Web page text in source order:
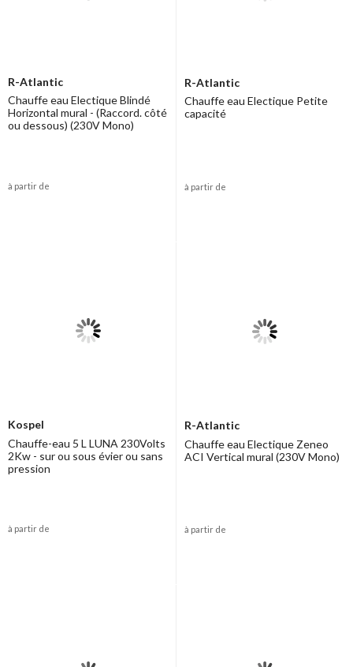
R-Atlantic
Chauffe eau Electique Blindé
Horizontal mural - (Raccord. côté
ou dessous) (230V Mono)
à partir de
R-Atlantic
Chauffe eau Electique Petite
capacité
à partir de
Kospel
Chauffe-eau 5 L LUNA 230Volts
2Kw - sur ou sous évier ou sans
pression
à partir de
R-Atlantic
Chauffe eau Electique Zeneo
ACI Vertical mural (230V Mono)
à partir de